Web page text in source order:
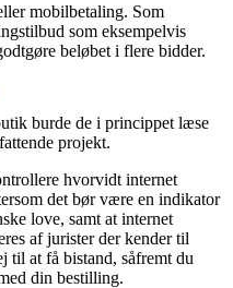
mobilbetaling. Som
som eksempelvis
beløbet i flere bidder.
burde de i princippet læse
projekt.
hvorvidt internet
det bør være en indikator
love, samt at internet
af jurister der kender til
til at få bistand, såfremt du
din bestilling.